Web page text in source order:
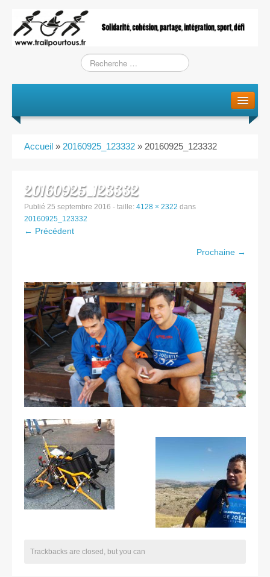
L’équipe
Training / Courses
Rugby Riviera Fauteuil
On parle de nous
Partenaires & remerciements
Partenaires
Remerciements
Contact
Accueil » 20160925_123332 » 20160925_123332
20160925_123332
Publié 25 septembre 2016 - taille: 4128 × 2322 dans
20160925_123332
← Précédent
Prochaine →
Trackbacks are closed, but you can